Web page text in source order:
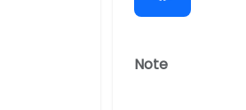
Note